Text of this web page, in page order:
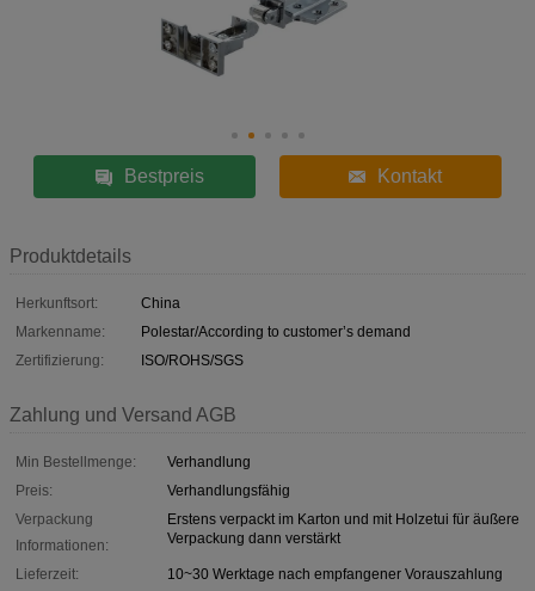
Bestpreis Kontakt
Produktdetails
Herkunftsort:
China
Markenname:
Polestar/According to customer’s demand
Zertifizierung:
ISO/ROHS/SGS
Zahlung und Versand AGB
Min Bestellmenge:
Verhandlung
Preis:
Verhandlungsfähig
Verpackung
Informationen:
Erstens verpackt im Karton und mit Holzetui für äußere
Verpackung dann verstärkt
Lieferzeit:
10~30 Werktage nach empfangener Vorauszahlung